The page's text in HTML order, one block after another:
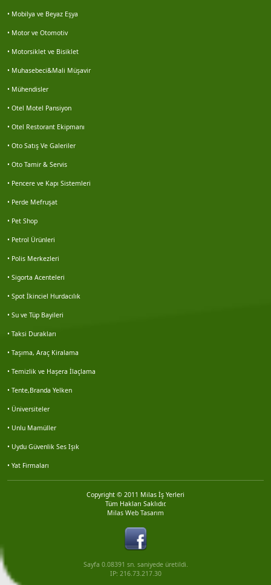
Enes gezen
Hasan sürek
Volkan kocabaş
Hidayet kabaçam
Doğan akgün
Nesim solmaz
Veri emlak seferihisar şb.
Miraç önder mil
Kabaçam çevre danışmanlık
Erdal demirci
Ramazan maden
• Mobilya ve Beyaz Eşya
• Motor ve Otomotiv
• Motorsiklet ve Bisiklet
• Muhasebeci&Mali Müşavir
• Mühendisler
• Otel Motel Pansiyon
• Otel Restorant Ekipmanı
• Oto Satış Ve Galeriler
• Oto Tamir & Servis
• Pencere ve Kapı Sistemleri
• Perde Mefruşat
• Pet Shop
• Petrol Ürünleri
• Polis Merkezleri
• Sigorta Acenteleri
• Spot İkinciel Hurdacılık
• Su ve Tüp Bayileri
• Taksi Durakları
• Taşıma, Araç Kiralama
• Temizlik ve Haşera İlaçlama
• Tente,Branda Yelken
• Üniversiteler
• Unlu Mamüller
• Uydu Güvenlik Ses Işık
• Yat Firmaları
Copyright © 2011 Milas İş Yerleri
Tüm Hakları Saklıdır.
Milas Web Tasarım
Sayfa 0.08391 sn. saniyede üretildi.
IP: 216.73.217.30